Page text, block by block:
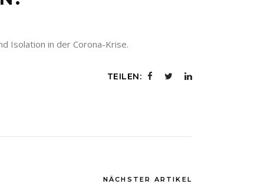
Isolation in der Corona-Krise.
TEILEN:
NÄCHSTER ARTIKEL